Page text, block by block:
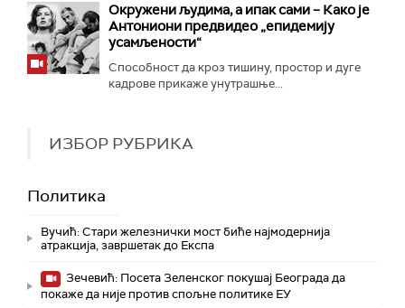
Окружени људима, а ипак сами – Како је
Антониони предвидео „епидемију
усамљености“
Способност да кроз тишину, простор и дуге
кадрове прикаже унутрашње...
ИЗБОР РУБРИКА
Политика
Вучић: Стари железнички мост биће најмодернија
атракција, завршетак до Експа
Зечевић: Посета Зеленског покушај Београда да
покаже да није против спољне политике ЕУ